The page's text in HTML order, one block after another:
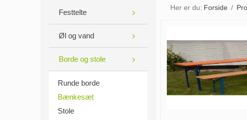
Festtelte
Øl og vand
Borde og stole
Runde borde
Bænkesæt
Stole
Her er du: Forside /